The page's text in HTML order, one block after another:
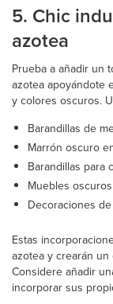
5. Chic
azotea
Prueba a añadir un
azotea apoyándote
y colores oscuros.
Barandillas de
Marrón oscuro
Barandillas para
Muebles oscuros
Decoraciones
Estas
azotea y crearán
Considere añadir
incorporar sus